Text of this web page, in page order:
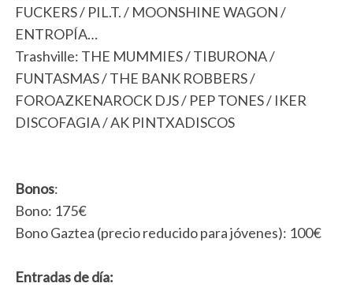
FUCKERS / PIL.T. / MOONSHINE WAGON /
ENTROPÍA…
Trashville: THE MUMMIES / TIBURONA /
FUNTASMAS / THE BANK ROBBERS /
FOROAZKENAROCK DJS / PEP TONES / IKER
DISCOFAGIA / AK PINTXADISCOS
Bonos:
Bono: 175€
Bono Gaztea (precio reducido para jóvenes): 100€
Entradas de día: